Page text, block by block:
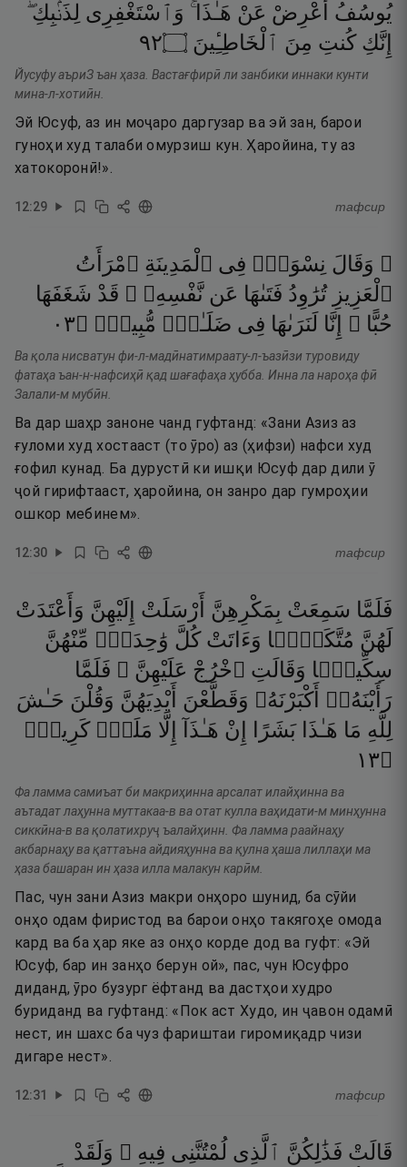
يُوسُفُ أَعْرِضْ عَنْ هَـٰذَا ۚ وَٱسْتَغْفِرِى لِذَنۢبِكِ ۖ
إِنَّكِ كُنتِ مِنَ ٱلْخَاطِـِٔينَ ۝٢٩
Йусуфу аъриЗ ъан ҳаза. Вастағфирӣ ли занбики иннаки кунти
мина-л-хотиӣн.
Эй Юсуф, аз ин моҷаро даргузар ва эй зан, барои
гуноҳи худ талаби омурзиш кун. Ҳаройина, ту аз
хатокоронӣ!».
12:29 тафсир
۞ وَقَالَ نِسْوَةٌۭ فِى ٱلْمَدِينَةِ ٱمْرَأَتُ
ٱلْعَزِيزِ تُرَٰوِدُ فَتَىٰهَا عَن نَّفْسِهِۦ ۖ قَدْ شَغَفَهَا
حُبًّا ۖ إِنَّا لَنَرَىٰهَا فِى ضَلَـٰلٍۢ مُّبِينٍۢ ۝٣٠
Ва қола нисватун фи-л-мадӣнатимраату-л-ъазӣзи туровиду
фатаҳа ъан-н-нафсиҳӣ қад шағафаҳа ҳубба. Инна ла нароҳа фӣ
Залали-м мубӣн.
Ва дар шаҳр заноне чанд гуфтанд: «Зани Азиз аз
ғуломи худ хостааст (то ӯро) аз (ҳифзи) нафси худ
ғофил кунад. Ба дурустӣ ки ишқи Юсуф дар дили ӯ
ҷой гирифтааст, ҳаройина, он занро дар гумроҳии
ошкор мебинем».
12:30 тафсир
فَلَمَّا سَمِعَتْ بِمَكْرِهِنَّ أَرْسَلَتْ إِلَيْهِنَّ وَأَعْتَدَتْ
لَهُنَّ مُتَّكَـًۭٔا وَءَاتَتْ كُلَّ وَٰحِدَةٍۢ مِّنْهُنَّ
سِكِّينًۭا وَقَالَتِ ٱخْرُجْ عَلَيْهِنَّ ۖ فَلَمَّا
رَأَيْنَهُۥٓ أَكْبَرْنَهُۥ وَقَطَّعْنَ أَيْدِيَهُنَّ وَقُلْنَ حَـٰشَ
لِلَّهِ مَا هَـٰذَا بَشَرًا إِنْ هَـٰذَآ إِلَّا مَلَكٌۭ كَرِيمٌۭ
۝٣١
Фа ламма самиъат би макриҳинна арсалат илайҳинна ва
аътадат лаҳунна муттакаа-в ва отат кулла ваҳидати-м минҳунна
сиккӣна-в ва қолатихруҷ ъалайҳинн. Фа ламма раайнаҳу
акбарнаҳу ва қаттаъна айдияҳунна ва қулна ҳаша лиллаҳи ма
ҳаза башаран ин ҳаза илла малакун карӣм.
Пас, чун зани Азиз макри онҳоро шунид, ба сӯйи
онҳо одам фиристод ва барои онҳо такягоҳе омода
кард ва ба ҳар яке аз онҳо корде дод ва гуфт: «Эй
Юсуф, бар ин занҳо берун ой», пас, чун Юсуфро
диданд, ӯро бузург ёфтанд ва дастҳои худро
буриданд ва гуфтанд: «Пок аст Худо, ин ҷавон одамӣ
нест, ин шахс ба чуз фариштаи гиромиқадр чизи
дигаре нест».
12:31 тафсир
قَالَتْ فَذَٰلِكُنَّ ٱلَّذِى لُمْتُنَّنِى فِيهِ ۖ وَلَقَدْ